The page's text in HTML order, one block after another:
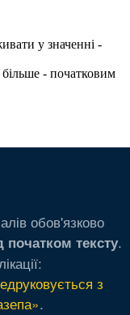
обов'язково
початком тексту.
з
.